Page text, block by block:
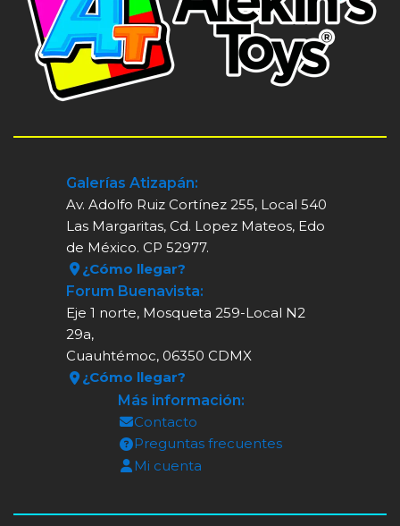
Galerías Atizapán:
Av. Adolfo Ruiz Cortínez 255, Local 540
Las Margaritas, Cd. Lopez Mateos, Edo
de México. CP 52977.
¿Cómo llegar?
Forum Buenavista:
Eje 1 norte, Mosqueta 259-Local N2
29a,
Cuauhtémoc, 06350 CDMX
¿Cómo llegar?
Más información:
Contacto
Preguntas frecuentes
Mi cuenta